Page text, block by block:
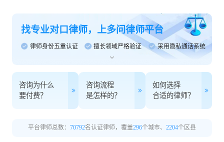
找专业对口律师，上多问律师平台
律师身份五重认证 擅长领域严格验证 采用隐私通话系统
咨询为什么
要付费？
咨询流程
是怎样的？
如何选择
合适的律师？
平台律师总数： 70792名认证律师，覆盖296个城市、 2204个区县